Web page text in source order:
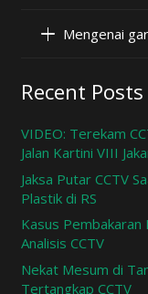
Mengenai
Recent Posts
VIDEO: Terekam
Jalan Kartini VIII
Jaksa Putar CCTV
Plastik di RS
Kasus Pembakaran
Analisis CCTV
Nekat Mesum di
Tertangkap CCTV